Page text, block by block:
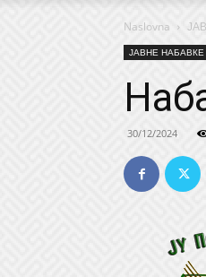
Naslovna
ЈАВНЕ НАБАВКЕ
30/12/2024